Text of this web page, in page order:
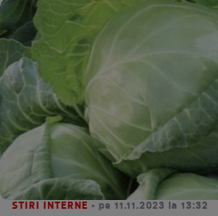
STIRI INTERNE • pe 11.11.2023 la 13:32